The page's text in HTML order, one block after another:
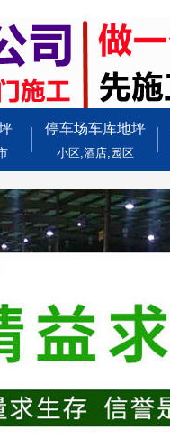
停车场车库地坪
小区,酒店,园区